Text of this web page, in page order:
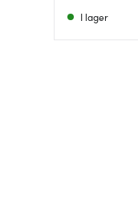
I lager